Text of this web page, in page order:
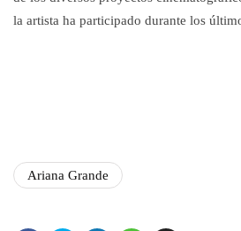
la artista ha participado durante los
Ariana Grande